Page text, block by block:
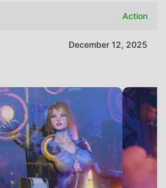
Action
December 12, 2025